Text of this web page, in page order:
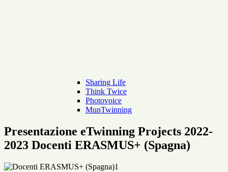
Sharing Life
Think Twice
Photovoice
MunTwinning
Presentazione eTwinning Projects 2022-
2023 Docenti ERASMUS+ (Spagna)